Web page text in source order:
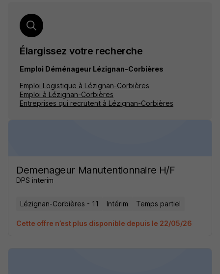
Élargissez votre recherche
Emploi Déménageur Lézignan-Corbières
Emploi Logistique à Lézignan-Corbières
Emploi à Lézignan-Corbières
Entreprises qui recrutent à Lézignan-Corbières
Demenageur Manutentionnaire H/F
DPS interim
Lézignan-Corbières - 11 Intérim Temps partiel
Cette offre n’est plus disponible depuis le 22/05/26